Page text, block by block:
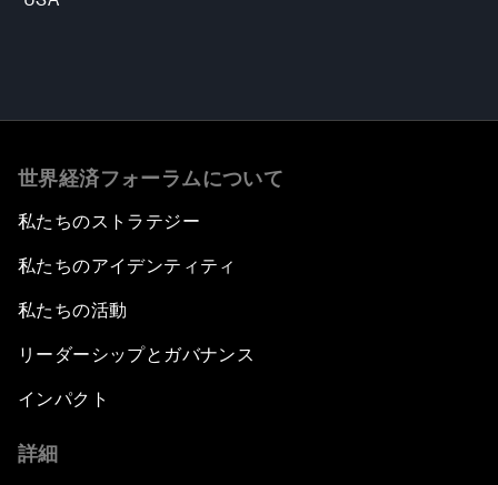
世界経済フォーラムについて
私たちのストラテジー
私たちのアイデンティティ
私たちの活動
リーダーシップとガバナンス
インパクト
詳細